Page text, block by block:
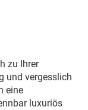
zu Ihrer
und vergesslich
eine
luxuriös